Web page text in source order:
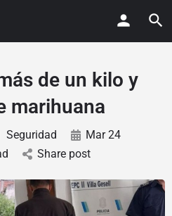
de un kilo y
marihuana
Seguridad
Mar 24
Share post